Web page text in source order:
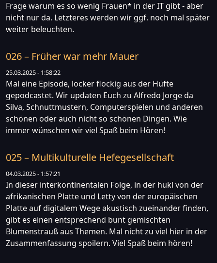
Frage warum es so wenig Frauen* in der IT gibt - aber
nicht nur da. Letzteres werden wir ggf. noch mal später
weiter beleuchten.
026 – Früher war mehr Mauer
25.03.2025 - 1:58:22
Mal eine Episode, locker flockig aus der Hüfte
gepodcastet. Wir updaten Euch zu Alfredo Jorge da
Silva, Schnuttmustern, Computerspielen und anderen
schönen oder auch nicht so schönen Dingen. Wie
immer wünschen wir viel Spaß beim Hören!
025 – Multikulturelle Hefegesellschaft
04.03.2025 - 1:57:21
In dieser interkontinentalen Folge, in der hukl von der
afrikanischen Platte und Letty von der europäischen
Platte auf digitalem Wege akustisch zueinander finden,
gibt es einen entsprechend bunt gemischten
Blumenstrauß aus Themen. Mal nicht zu viel hier in der
Zusammenfassung spoilern. Viel Spaß beim hören!